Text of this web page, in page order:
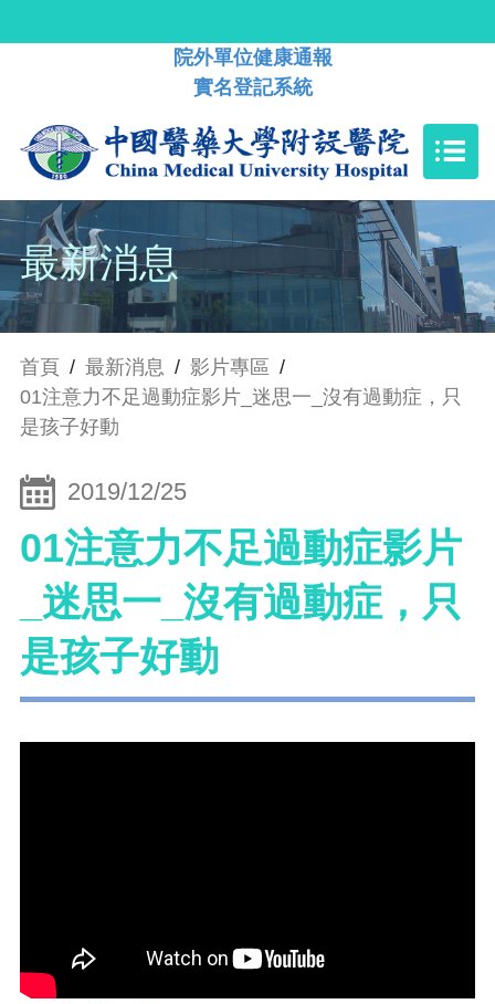
院外單位健康通報
實名登記系統
最新消息
首頁 / 最新消息 / 影片專區 /
01注意力不足過動症影片_迷思一_沒有過動症，只
是孩子好動
2019/12/25
01注意力不足過動症影片
_迷思一_沒有過動症，只
是孩子好動